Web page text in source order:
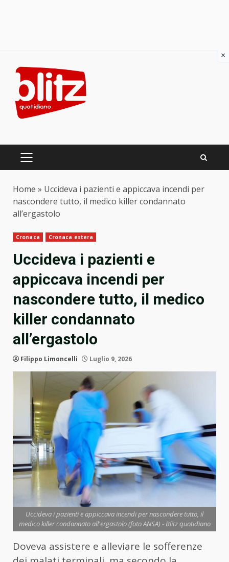
content
PRIMARY
Home » Uccideva i pazienti e appiccava incendi per
nascondere tutto, il medico killer condannato
all’ergastolo
Cronaca Cronaca estera
Uccideva i pazienti e
appiccava incendi per
nascondere tutto, il medico
killer condannato
all’ergastolo
Filippo Limoncelli Luglio 9, 2026
Uccideva i pazienti e appiccava incendi per nascondere tutto, il
medico killer condannato all'ergastolo (foto ANSA) - Blitz quotidiano
Doveva assistere e alleviare le sofferenze
×